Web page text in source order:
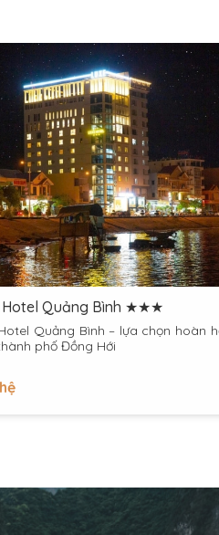
Hotel Quảng Bình ★★★
Quảng Bình – lựa chọn hoàn
phố Đồng Hới